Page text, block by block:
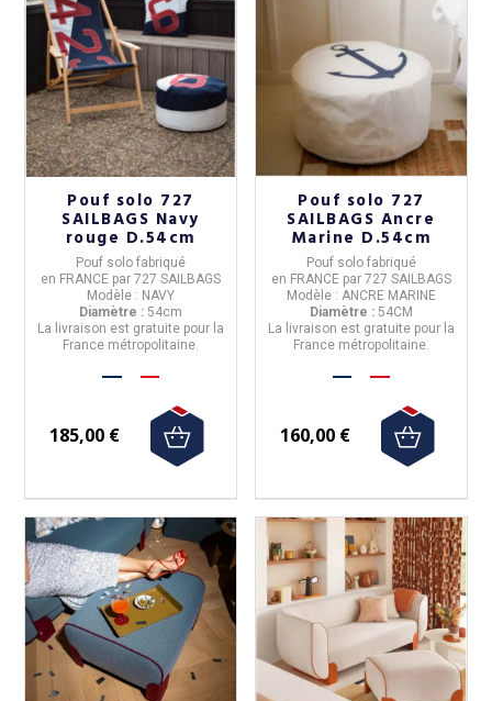
Pouf solo 727
SAILBAGS Navy
rouge D.54cm
Pouf solofabriqué
en FRANCE par727 SAILBAGS
Modèle : NAVY
Diamètre : 54cm
La livraison est gratuite pour la
France métropolitaine.
185,00 €
Pouf solo 727
SAILBAGS Ancre
Marine D.54cm
Pouf solo fabriqué
en FRANCE par 727 SAILBAGS
Modèle : ANCRE MARINE
Diamètre : 54CM
La livraison est gratuite pour la
France métropolitaine.
160,00 €